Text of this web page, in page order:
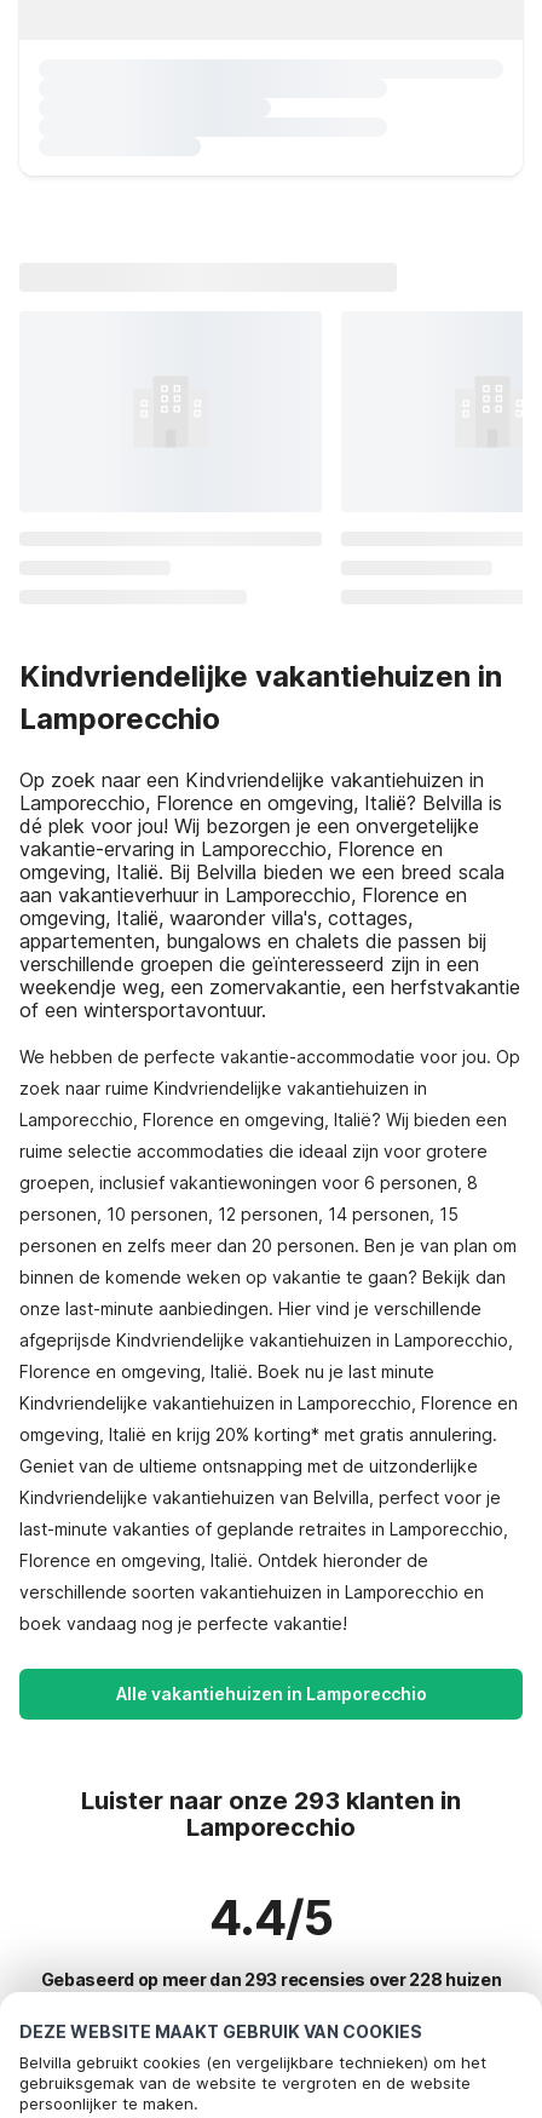
DEZE WEBSITE MAAKT GEBRUIK VAN COOKIES
Belvilla gebruikt cookies (en vergelijkbare technieken) om het
gebruiksgemak van de website te vergroten en de website
persoonlijker te maken.
Kindvriendelijke vakantiehuizen in
Lamporecchio
Op zoek naar een Kindvriendelijke vakantiehuizen in
Lamporecchio, Florence en omgeving, Italië? Belvilla is
dé plek voor jou! Wij bezorgen je een onvergetelijke
vakantie-ervaring in Lamporecchio, Florence en
omgeving, Italië. Bij Belvilla bieden we een breed scala
aan vakantieverhuur in Lamporecchio, Florence en
omgeving, Italië, waaronder villa's, cottages,
appartementen, bungalows en chalets die passen bij
verschillende groepen die geïnteresseerd zijn in een
weekendje weg, een zomervakantie, een herfstvakantie
of een wintersportavontuur.
We hebben de perfecte vakantie-accommodatie voor jou. Op
zoek naar ruime Kindvriendelijke vakantiehuizen in
Lamporecchio, Florence en omgeving, Italië? Wij bieden een
ruime selectie accommodaties die ideaal zijn voor grotere
groepen, inclusief vakantiewoningen voor 6 personen, 8
personen, 10 personen, 12 personen, 14 personen, 15
personen en zelfs meer dan 20 personen. Ben je van plan om
binnen de komende weken op vakantie te gaan? Bekijk dan
onze last-minute aanbiedingen. Hier vind je verschillende
afgeprijsde Kindvriendelijke vakantiehuizen in Lamporecchio,
Florence en omgeving, Italië. Boek nu je last minute
Kindvriendelijke vakantiehuizen in Lamporecchio, Florence en
omgeving, Italië en krijg 20% korting* met gratis annulering.
Geniet van de ultieme ontsnapping met de uitzonderlijke
Kindvriendelijke vakantiehuizen van Belvilla, perfect voor je
last-minute vakanties of geplande retraites in Lamporecchio,
Florence en omgeving, Italië. Ontdek hieronder de
verschillende soorten vakantiehuizen in Lamporecchio en
boek vandaag nog je perfecte vakantie!
Alle vakantiehuizen in Lamporecchio
Luister naar onze 293 klanten in
Lamporecchio
4.4/5
Gebaseerd op meer dan 293 recensies over 228 huizen
Meest populaire bestemmingen voor
vakantie